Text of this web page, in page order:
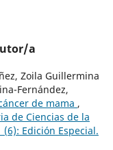
a
Zoila Guillermina
Fernández,
de mama ,
de Ciencias de la
Edición Especial.